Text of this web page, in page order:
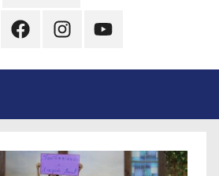
FacebookInstagramYouTube